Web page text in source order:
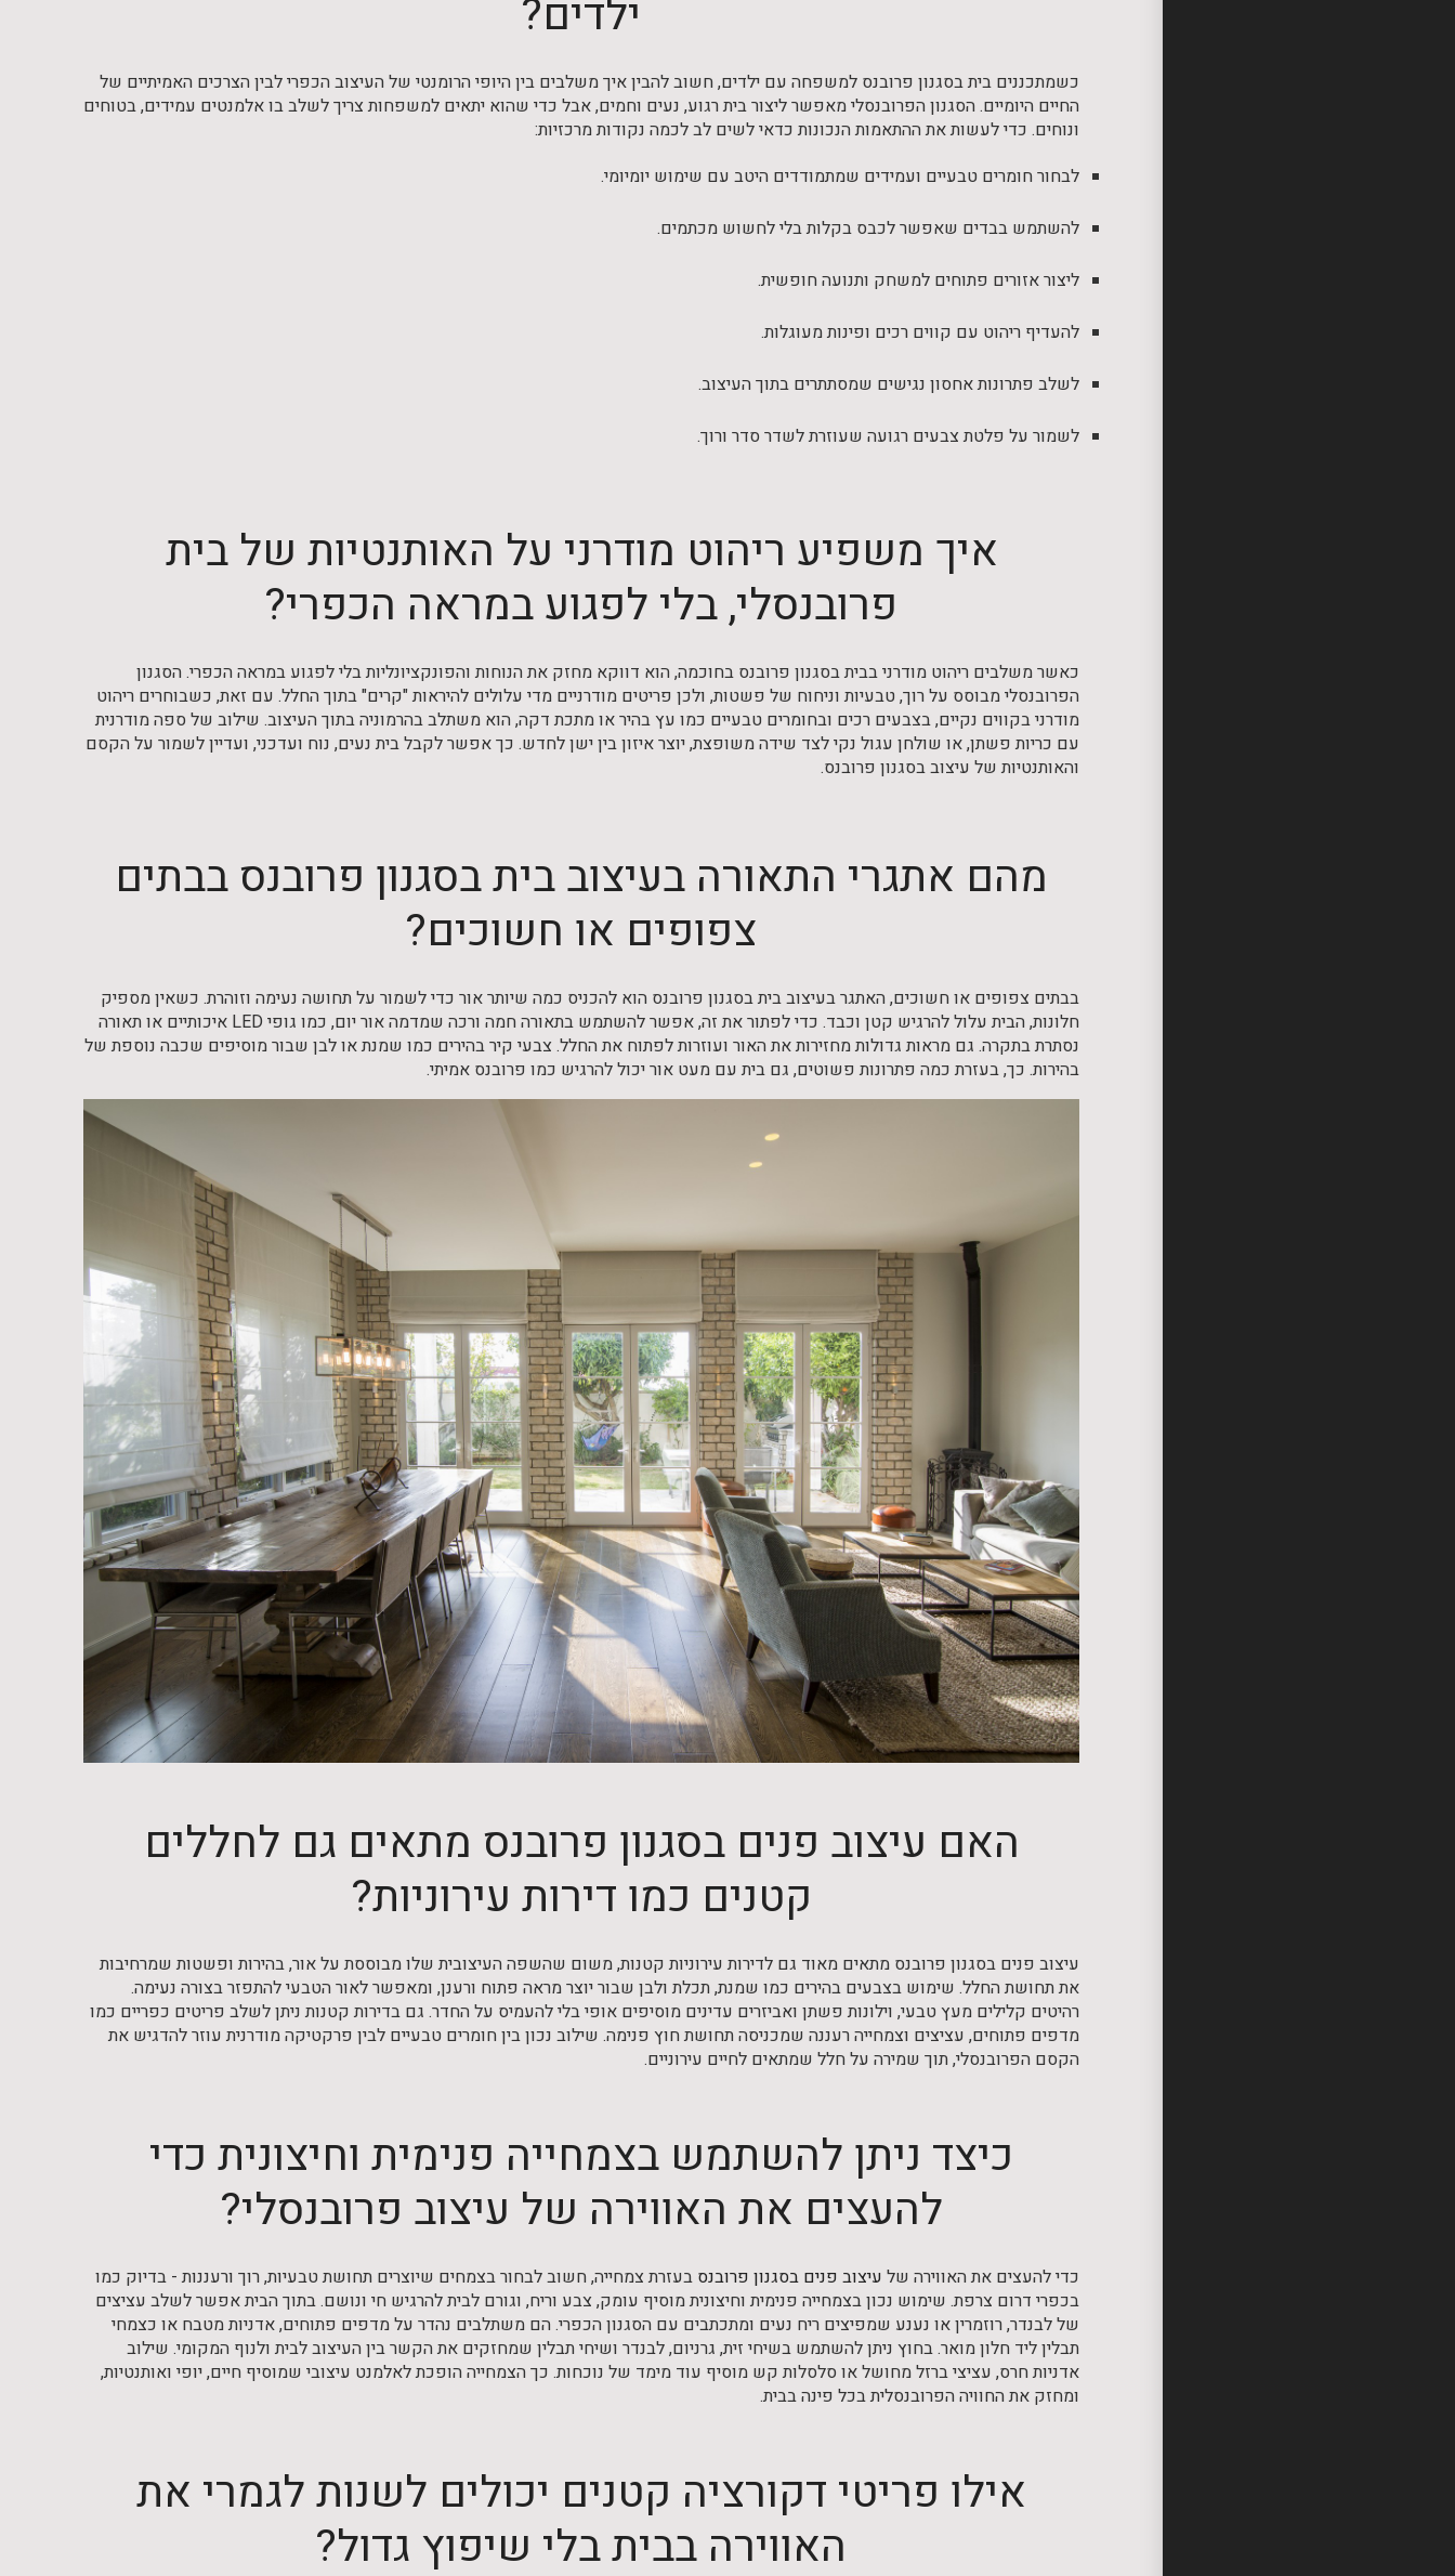
ילדים?
כשמתכננים בית בסגנון פרובנס למשפחה עם ילדים, חשוב להבין איך משלבים בין היופי הרומנטי של העיצוב הכפרי לבין הצרכים האמיתיים של
החיים היומיים. הסגנון הפרובנסלי מאפשר ליצור בית רגוע, נעים וחמים, אבל כדי שהוא יתאים למשפחות צריך לשלב בו אלמנטים עמידים, בטוחים
ונוחים. כדי לעשות את ההתאמות הנכונות כדאי לשים לב לכמה נקודות מרכזיות:
לבחור חומרים טבעיים ועמידים שמתמודדים היטב עם שימוש יומיומי.
להשתמש בבדים שאפשר לכבס בקלות בלי לחשוש מכתמים.
ליצור אזורים פתוחים למשחק ותנועה חופשית.
להעדיף ריהוט עם קווים רכים ופינות מעוגלות.
לשלב פתרונות אחסון נגישים שמסתתרים בתוך העיצוב.
לשמור על פלטת צבעים רגועה שעוזרת לשדר סדר ורוך.
איך משפיע ריהוט מודרני על האותנטיות של בית
פרובנסלי, בלי לפגוע במראה הכפרי?
כאשר משלבים ריהוט מודרני בבית בסגנון פרובנס בחוכמה, הוא דווקא מחזק את הנוחות והפונקציונליות בלי לפגוע במראה הכפרי. הסגנון
הפרובנסלי מבוסס על רוך, טבעיות וניחוח של פשטות, ולכן פריטים מודרניים מדי עלולים להיראות "קרים" בתוך החלל. עם זאת, כשבוחרים ריהוט
מודרני בקווים נקיים, בצבעים רכים ובחומרים טבעיים כמו עץ בהיר או מתכת דקה, הוא משתלב בהרמוניה בתוך העיצוב. שילוב של ספה מודרנית
עם כריות פשתן, או שולחן עגול נקי לצד שידה משופצת, יוצר איזון בין ישן לחדש. כך אפשר לקבל בית נעים, נוח ועדכני, ועדיין לשמור על הקסם
והאותנטיות של עיצוב בסגנון פרובנס.
מהם אתגרי התאורה בעיצוב בית בסגנון פרובנס בבתים
צפופים או חשוכים?
בבתים צפופים או חשוכים, האתגר בעיצוב בית בסגנון פרובנס הוא להכניס כמה שיותר אור כדי לשמור על תחושה נעימה וזוהרת. כשאין מספיק
חלונות, הבית עלול להרגיש קטן וכבד. כדי לפתור את זה, אפשר להשתמש בתאורה חמה ורכה שמדמה אור יום, כמו גופי LED איכותיים או תאורה
נסתרת בתקרה. גם מראות גדולות מחזירות את האור ועוזרות לפתוח את החלל. צבעי קיר בהירים כמו שמנת או לבן שבור מוסיפים שכבה נוספת של
בהירות. כך, בעזרת כמה פתרונות פשוטים, גם בית עם מעט אור יכול להרגיש כמו פרובנס אמיתי.
האם עיצוב פנים בסגנון פרובנס מתאים גם לחללים
קטנים כמו דירות עירוניות?
עיצוב פנים בסגנון פרובנס מתאים מאוד גם לדירות עירוניות קטנות, משום שהשפה העיצובית שלו מבוססת על אור, בהירות ופשטות שמרחיבות
את תחושת החלל. שימוש בצבעים בהירים כמו שמנת, תכלת ולבן שבור יוצר מראה פתוח ורענן, ומאפשר לאור הטבעי להתפזר בצורה נעימה.
רהיטים קלילים מעץ טבעי, וילונות פשתן ואביזרים עדינים מוסיפים אופי בלי להעמיס על החדר. גם בדירות קטנות ניתן לשלב פריטים כפריים כמו
מדפים פתוחים, עציצים וצמחייה רעננה שמכניסה תחושת חוץ פנימה. שילוב נכון בין חומרים טבעיים לבין פרקטיקה מודרנית עוזר להדגיש את
הקסם הפרובנסלי, תוך שמירה על חלל שמתאים לחיים עירוניים.
כיצד ניתן להשתמש בצמחייה פנימית וחיצונית כדי
להעצים את האווירה של עיצוב פרובנסלי?
כדי להעצים את האווירה של עיצוב פנים בסגנון פרובנס בעזרת צמחייה, חשוב לבחור בצמחים שיוצרים תחושת טבעיות, רוך ורעננות - בדיוק כמו
בכפרי דרום צרפת. שימוש נכון בצמחייה פנימית וחיצונית מוסיף עומק, צבע וריח, וגורם לבית להרגיש חי ונושם. בתוך הבית אפשר לשלב עציצים
של לבנדר, רוזמרין או נענע שמפיצים ריח נעים ומתכתבים עם הסגנון הכפרי. הם משתלבים נהדר על מדפים פתוחים, אדניות מטבח או כצמחי
תבלין ליד חלון מואר. בחוץ ניתן להשתמש בשיחי זית, גרניום, לבנדר ושיחי תבלין שמחזקים את הקשר בין העיצוב לבית ולנוף המקומי. שילוב
אדניות חרס, עציצי ברזל מחושל או סלסלות קש מוסיף עוד מימד של נוכחות. כך הצמחייה הופכת לאלמנט עיצובי שמוסיף חיים, יופי ואותנטיות,
ומחזק את החוויה הפרובנסלית בכל פינה בבית.
אילו פריטי דקורציה קטנים יכולים לשנות לגמרי את
האווירה בבית בלי שיפוץ גדול?